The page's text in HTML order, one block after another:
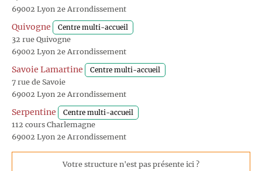
69002 Lyon 2e Arrondissement
Quivogne Centre multi-accueil
32 rue Quivogne
69002 Lyon 2e Arrondissement
Savoie Lamartine Centre multi-accueil
7 rue de Savoie
69002 Lyon 2e Arrondissement
Serpentine Centre multi-accueil
112 cours Charlemagne
69002 Lyon 2e Arrondissement
Votre structure n'est pas présente ici ?